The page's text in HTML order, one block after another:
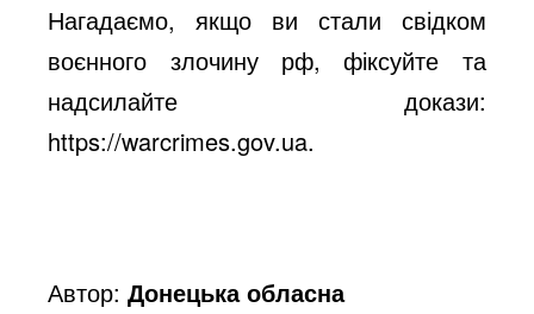
Нагадаємо, якщо ви стали свідком
воєнного злочину рф, фіксуйте та
надсилайте докази:
https://warcrimes.gov.ua.
Автор:Донецька обласна